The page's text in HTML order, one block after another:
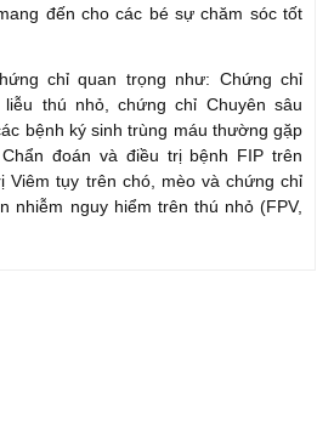
đến cho các bé sự chăm sóc tốt
chỉ quan trọng như: Chứng chỉ
thú nhỏ, chứng chỉ Chuyên sâu
bệnh ký sinh trùng máu thường gặp
đoán và điều trị bệnh FIP trên
Viêm tụy trên chó, mèo và chứng chỉ
nhiễm nguy hiểm trên thú nhỏ (FPV,